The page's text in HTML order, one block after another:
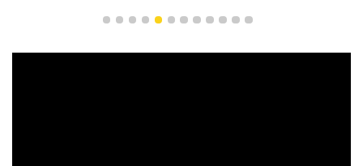
1 2 3 4 5 6 7 8 9 101112